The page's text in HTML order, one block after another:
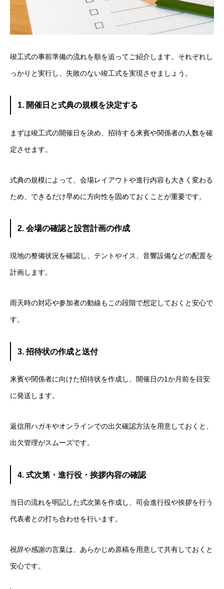
竣工式の事前準備の流れを順を追ってご紹介します。それぞれし
っかりと実行し、失敗のない竣工式を実現させましょう。
1. 開催日と式典の規模を決定する
まずは竣工式の開催日を決め、招待する来賓や関係者の人数を確
定させます。
式典の規模によって、会場レイアウトや進行内容も大きく変わる
ため、できるだけ早めに方向性を固めておくことが重要です。
2. 会場の確認と設営計画の作成
現地の整備状況を確認し、テントやイス、音響設備などの配置を
計画します。
雨天時の対応や参加者の動線もこの段階で想定しておくと安心で
す。
3. 招待状の作成と送付
来賓や関係者に向けた招待状を作成し、開催日の1か月前を目安
に発送します。
返信用ハガキやオンラインでの出欠確認方法を用意しておくと、
出欠管理がスムーズです。
4. 式次第・進行役・挨拶内容の確認
当日の流れを明記した式次第を作成し、司会進行役や挨拶を行う
代表者との打ち合わせを行います。
祝辞や感謝の言葉は、あらかじめ原稿を用意して共有しておくと
安心です。